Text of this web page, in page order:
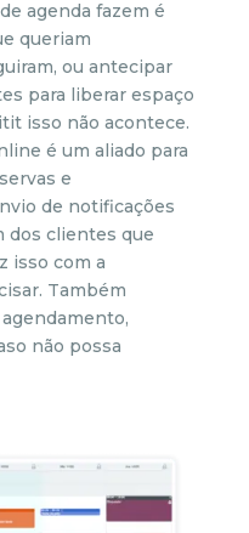
agenda fazem é
queriam
ou antecipar
para liberar espaço
isso não acontece.
é um aliado para
e
de notificações
dos clientes que
isso com a
Também
não possa